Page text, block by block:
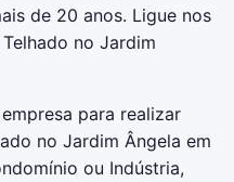
de 20 anos. Ligue nos
no Jardim
para realizar
no Jardim Ângela em
ou Indústria,